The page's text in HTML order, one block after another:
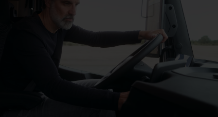
Csak három lépés, és máris bent van: beszáll, leül, elindul. Az
ülések szabályozzák a klímaberendezést, a Multimedia Cockpit,
interactive műszerfal segítségével pedig egy nagy képernyőn
áttekinthetően a rendelkezésére áll az összes lényeges funkció –
a navigációtól a táblafelismerő asszisztensig.